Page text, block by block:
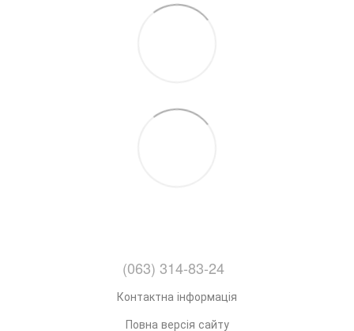
(063) 314-83-24
Контактна інформація
Повна версія сайту